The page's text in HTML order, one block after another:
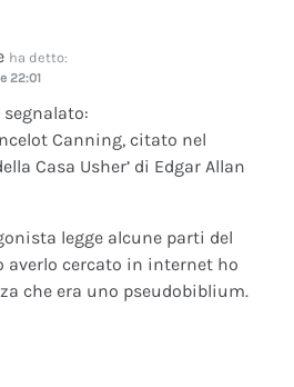
ha detto:
22:01
Canning, citato nel
Casa Usher’ di Edgar Allan
legge alcune parti del
averlo cercato in internet ho
che era uno pseudobiblium.